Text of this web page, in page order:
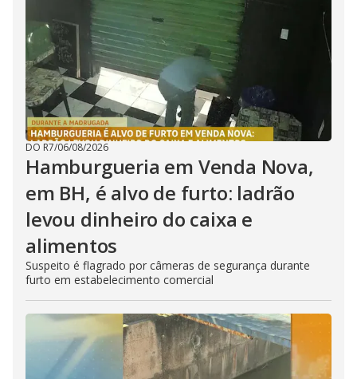
DO R7/06/08/2026
Hamburgueria em Venda Nova,
em BH, é alvo de furto: ladrão
levou dinheiro do caixa e
alimentos
Suspeito é flagrado por câmeras de segurança durante
furto em estabelecimento comercial